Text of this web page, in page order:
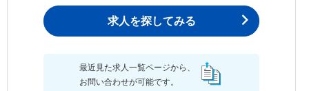
求人を探してみる
最近見た求人一覧ページから、
お問い合わせが可能です。